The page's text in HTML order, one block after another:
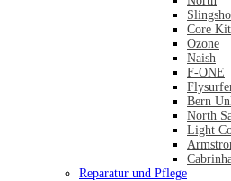
Core
Ozone
Naish
F-ONE
Bern
North
Light
Reparatur und Pflege